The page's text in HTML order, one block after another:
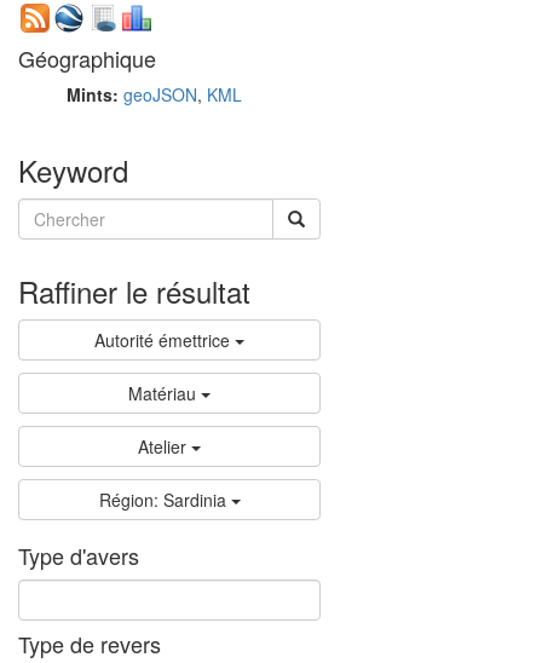
Géographique
Mints: geoJSON, KML
Keyword
Raffiner le résultat
Autorité émettrice
Matériau
Atelier
Région: Sardinia
Type d'avers
Type de revers